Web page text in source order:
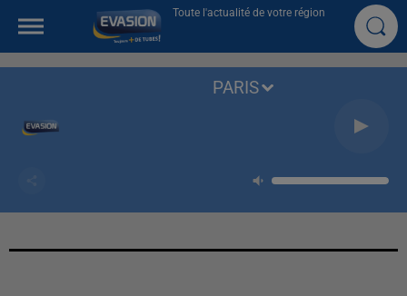
Toute l'actualité de votre région
PARIS